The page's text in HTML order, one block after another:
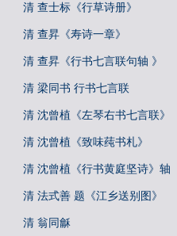
清 查士标《行草诗册》
清 查昇《寿诗一章》
清 查昇《行书七言联句轴 》
清 梁同书 行书七言联
清 沈曾植《左琴右书七言联》
清 沈曾植《致味莼书札》
清 沈曾植《行书黄庭坚诗》轴
清 法式善 题《江乡送别图》
清 翁同龢